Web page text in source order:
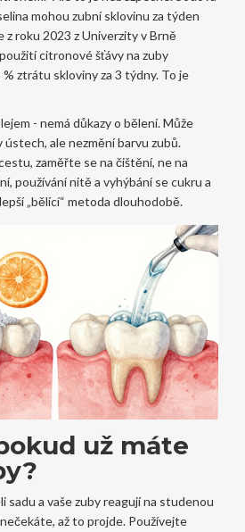
mohou zubní sklovinu za týden
z roku 2023 z Univerzity v Brně
citronové šťávy na zuby
ztrátu skloviny za 3 týdny. To je
- nemá důkazy o bělení. Může
ale nezmění barvu zubů.
zaměřte se na čištění, ne na
používání nitě a vyhýbání se cukru a
„bělící“ metoda dlouhodobě.
už máte
sadu a vaše zuby reagují na studenou
až to projde. Používejte